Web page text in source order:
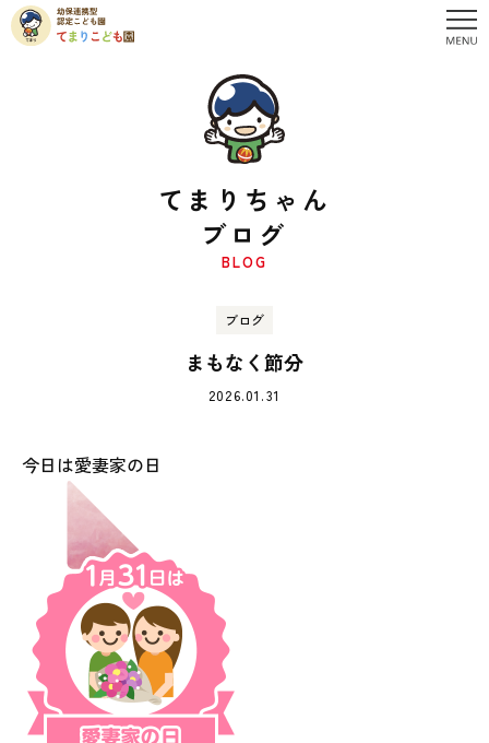
てまりちゃん
ブログ
BLOG
ブログ
まもなく節分
2026.01.31
今日は愛妻家の日